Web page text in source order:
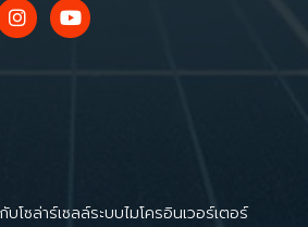
โซล่าร์เซลล์ระบบไมโครอินเวอร์เตอร์